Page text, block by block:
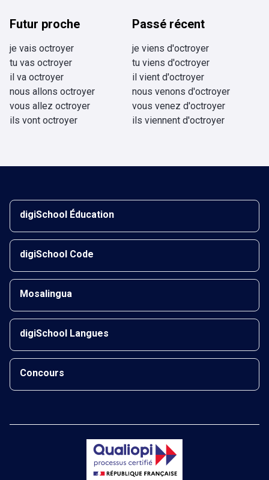
Futur proche
je vais octroyer
tu vas octroyer
il va octroyer
nous allons octroyer
vous allez octroyer
ils vont octroyer
Passé récent
je viens d'octroyer
tu viens d'octroyer
il vient d'octroyer
nous venons d'octroyer
vous venez d'octroyer
ils viennent d'octroyer
digiSchool Éducation
digiSchool Code
Mosalingua
digiSchool Langues
Concours